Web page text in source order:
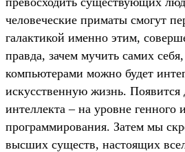
человеческие приматы смогут
галактикой именно этим,
правда, зачем мучить самих себя,
компьютерами можно будет
искусственную жизнь. Появится
интеллекта – на уровне генного
программирования. Затем мы
высших существ, настоящих